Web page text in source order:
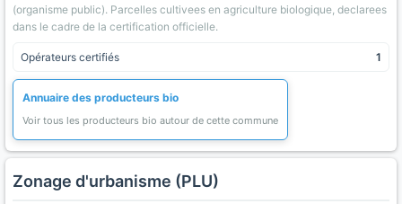
(organisme public). Parcelles cultivees en agriculture biologique, declarees
dans le cadre de la certification officielle.
Opérateurs certifiés 1
Annuaire des producteurs bio
Voir tous les producteurs bio autour de cette commune
Zonage d'urbanisme (PLU)